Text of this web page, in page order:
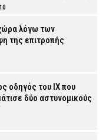
λόγω των
της επιτροπής
οδηγός του ΙΧ που
δύο αστυνομικούς